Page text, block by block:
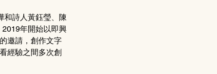
和詩人黃鈺瑩、陳
年開始以即興
邀請，創作文字
經驗之間多次創